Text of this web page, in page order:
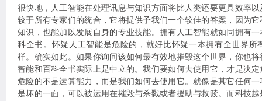
很快地，人工智能在处理讯息与知识方面将比人类还要更具效率
较于所有专家们的统合，它将提供予我们一个较佳的答案，因为
知识，也能加以发展自身的专业技能。拥有人工智能就如同拥有
科全书。怀疑人工智能是危险的，就好比怀疑一本拥有全世界所
样。确实如此。如果你询问该如何最有效地摧毁这个世界，你也
智能和百科全书实际上是中立的。我们要如何去使用它，才是决
危险的不是运算能力，而是我们如何去使用它。就像是其它任何
是坏的一面，可以被运用在摧毁与杀戮或者援助与救赎。而科技